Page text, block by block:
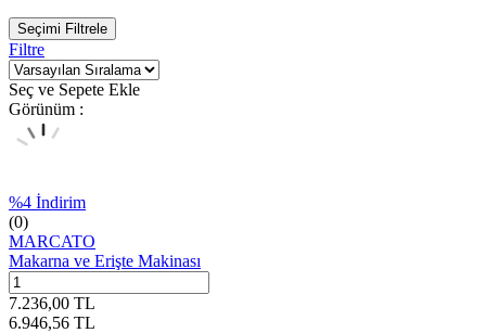
Seçimi Filtrele
Filtre
Seç ve Sepete Ekle
Görünüm :
%4 İndirim
(0)
MARCATO
Makarna ve Erişte Makinası
7.236,00 TL
6.946,56 TL